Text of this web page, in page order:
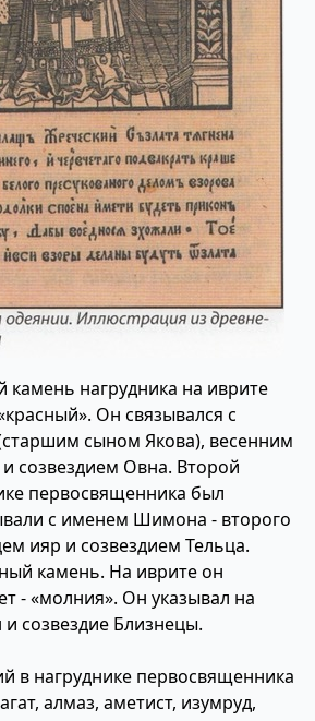
нагрудника на иврите
Он связывался с
сыном Якова), весенним
созвездием Овна. Второй
первосвященника был
с именем Шимона - второго
ияр и созвездием Тельца.
камень. На иврите он
- «молния». Он указывал на
созвездие Близнецы.
в нагруднике первосвященника
алмаз, аметист, изумруд,